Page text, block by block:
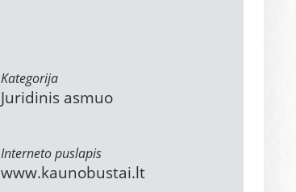
Kategorija
Juridinis asmuo
Interneto puslapis
www.kaunobustai.lt